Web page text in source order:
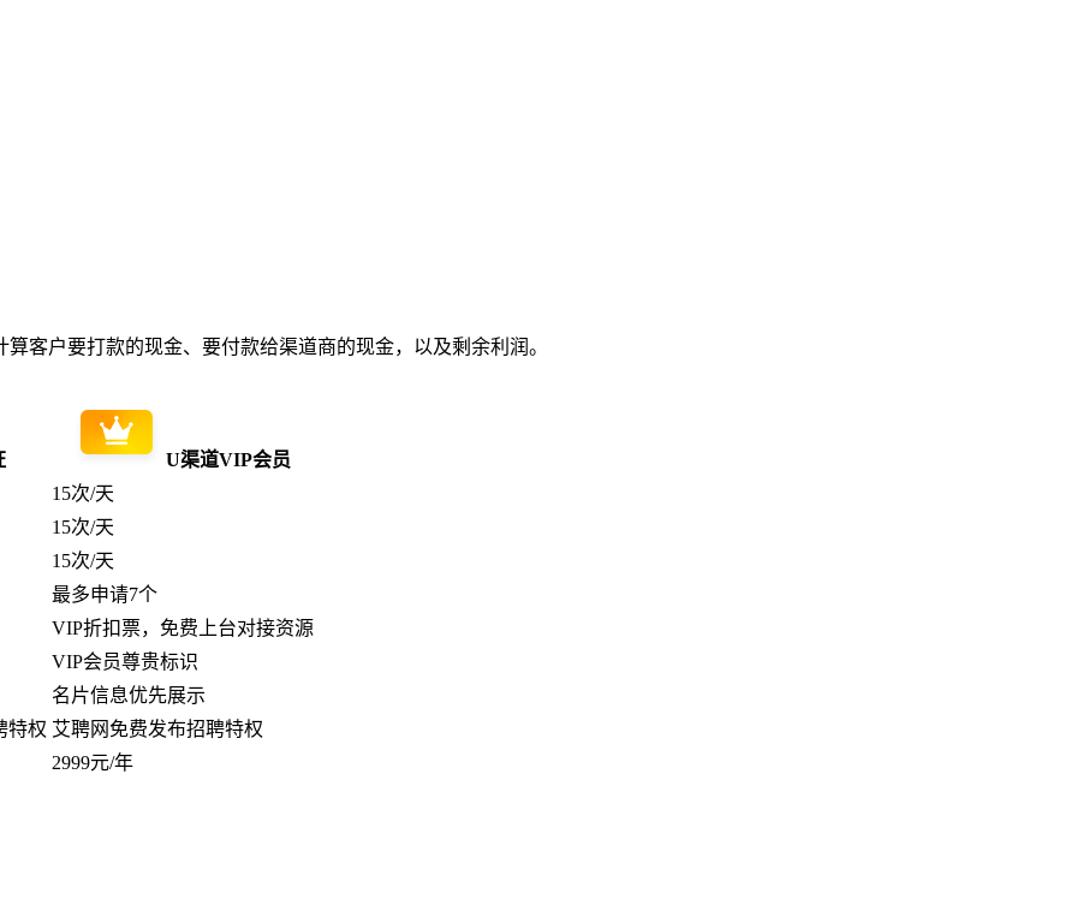
客户要打款的现金、要付款给渠道商的现金，以及剩余利润。
U渠道VIP会员
15次/天
15次/天
15次/天
最多申请7个
VIP折扣票，免费上台对接资源
VIP会员尊贵标识
名片信息优先展示
特权 艾聘网免费发布招聘特权
2999元/年